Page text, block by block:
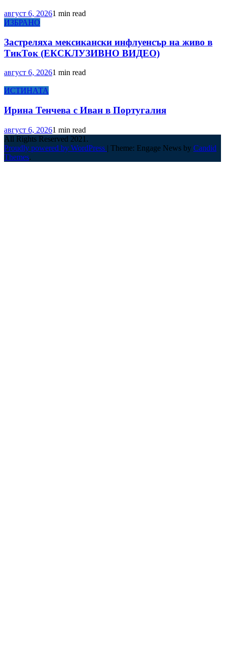
август 6, 20261 min read
ИЗБРАНО
Застреляха мексикански инфлуенсър на живо в
ТикТок (ЕКСКЛУЗИВНО ВИДЕО)
август 6, 20261 min read
ИСТИНАТА
Ирина Тенчева с Иван в Португалия
август 6, 20261 min read
All Rights Reserved 2021.
Proudly powered by WordPress | Theme: Engage News by Candid
Themes.